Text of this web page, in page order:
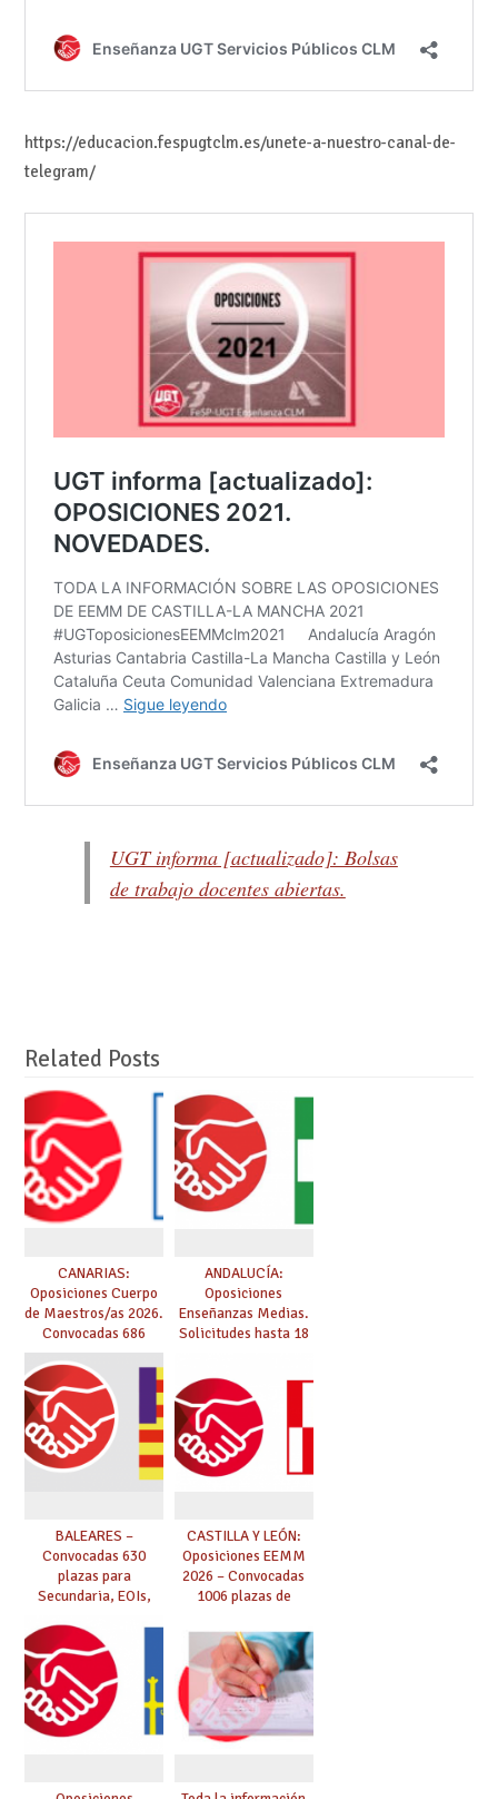
https://educacion.fespugtclm.es/unete-a-nuestro-canal-de-
telegram/
UGT informa [actualizado]: Bolsas
de trabajo docentes abiertas.
Related Posts
CANARIAS:
Oposiciones Cuerpo
de Maestros/as 2026.
Convocadas 686
plazas. Solicitudes
del 26 de marzo al 24
de abril.
ANDALUCÍA:
Oposiciones
Enseñanzas Medias.
Solicitudes hasta 18
BALEARES –
Convocadas 630
plazas para
Secundaria, EOIs,
Conservatorios y FP
CASTILLA Y LEÓN:
Oposiciones EEMM
2026 – Convocadas
1006 plazas de
Conservatorios
(solicitudes del 15 de
enero al 4 de febrero)